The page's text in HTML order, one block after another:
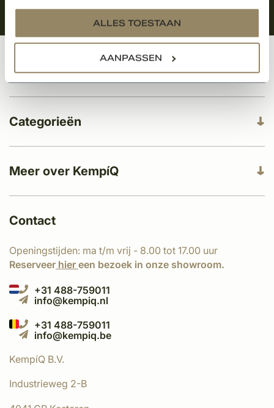
services.
ALLES TOESTAAN
AANPASSEN
Meer over KempíQ
Klantenservice
Categorieën
Contact
Openingstijden: ma t/m vrij - 8.00 tot 17.00 uur
Reserveer hier een bezoek in onze showroom.
+31 488-759011
info@kempiq.nl
+31 488-759011
info@kempiq.be
KempíQ B.V.
Industrieweg 2-B